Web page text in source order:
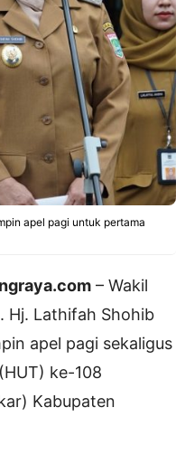
apel pagi untuk pertama
– Wakil
Hj. Lathifah Shohib
apel pagi sekaligus
ke-108
Kabupaten